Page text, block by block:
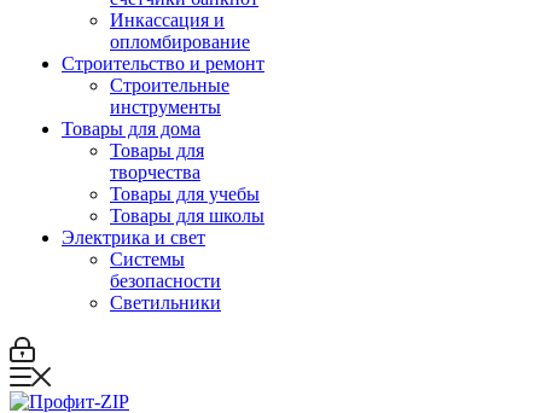
Инкассация и
опломбирование
Строительство и ремонт
Строительные
инструменты
Товары для дома
Товары для
творчества
Товары для учебы
Товары для школы
Электрика и свет
Системы
безопасности
Светильники